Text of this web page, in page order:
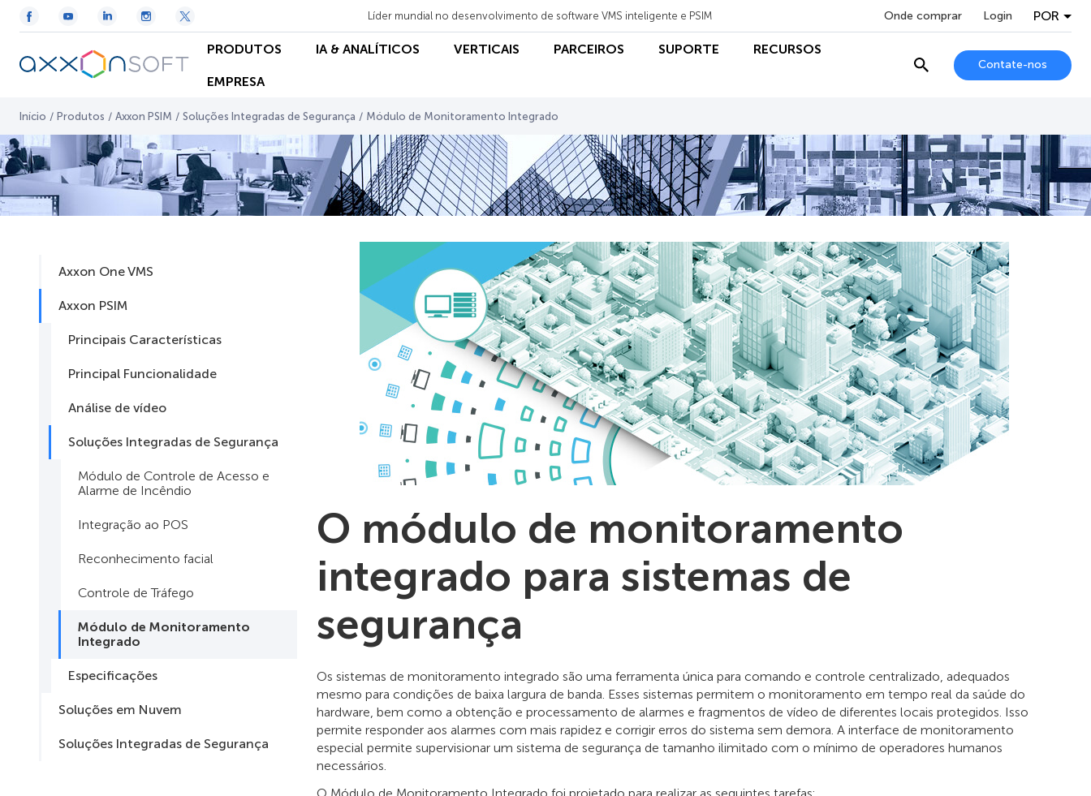
Líder mundial no desenvolvimento de software VMS inteligente e PSIM Onde comprar Login POR
PRODUTOS IA & ANALÍTICOS VERTICAIS PARCEIROS SUPORTE RECURSOS
EMPRESA
Contate-nos
Início / Produtos / Axxon PSIM / Soluções Integradas de Segurança / Módulo de Monitoramento Integrado
Axxon One VMS
Axxon PSIM
Principais Características
Principal Funcionalidade
Análise de vídeo
Soluções Integradas de Segurança
Módulo de Controle de Acesso e
Alarme de Incêndio
Integração ao POS
Reconhecimento facial
Controle de Tráfego
Módulo de Monitoramento
Integrado
Especificações
Soluções em Nuvem
Soluções Integradas de Segurança
O módulo de monitoramento
integrado para sistemas de
segurança
Os sistemas de monitoramento integrado são uma ferramenta única para comando e controle centralizado, adequados
mesmo para condições de baixa largura de banda. Esses sistemas permitem o monitoramento em tempo real da saúde do
hardware, bem como a obtenção e processamento de alarmes e fragmentos de vídeo de diferentes locais protegidos. Isso
permite responder aos alarmes com mais rapidez e corrigir erros do sistema sem demora. A interface de monitoramento
especial permite supervisionar um sistema de segurança de tamanho ilimitado com o mínimo de operadores humanos
necessários.